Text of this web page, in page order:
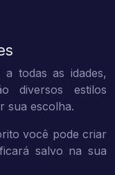
todas as idades,
diversos estilos
sua escolha.
você pode criar
salvo na sua